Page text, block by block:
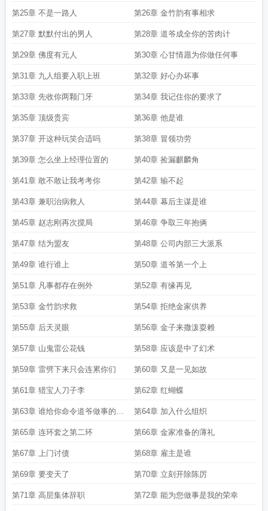
第25章 不是一路人 第26章 金竹韵有事相求
第27章 默默付出的男人 第28章 道爷成全你的苦肉计
第29章 佛度有元人 第30章 心甘情愿为你做任何事
第31章 九人组要入职上班 第32章 好心办坏事
第33章 先收你两颗门牙 第34章 我记住你的要求了
第35章 顶级贵宾 第36章 他是谁
第37章 开这种玩笑合适吗 第38章 冒领功劳
第39章 怎么坐上经理位置的 第40章 捡漏麒麟角
第41章 敢不敢让我考考你 第42章 输不起
第43章 兼职治病救人 第44章 幕后主谋是谁
第45章 赵志刚再次搅局 第46章 争取三年抱俩
第47章 结为盟友 第48章 公司内部三大派系
第49章 谁行谁上 第50章 道爷第一个上
第51章 凡事都存在例外 第52章 有缘再见
第53章 金竹韵求救 第54章 拒绝金家供养
第55章 后天灵眼 第56章 金子来撒泼耍赖
第57章 山鬼雷公花钱 第58章 应该是中了幻术
第59章 雷劈下来只会连累你们 第60章 又是一见如故
第61章 猎宝人刀子李 第62章 红蝴蝶
第63章 谁给你命令道爷做事的勇
气
第64章 加入什么组织
第65章 连环套之第二环 第66章 金家准备的薄礼
第67章 上门讨债 第68章 雇主是谁
第69章 要变天了 第70章 立刻开除陈厉
第71章 高层集体辞职 第72章 能为您做事是我的荣幸